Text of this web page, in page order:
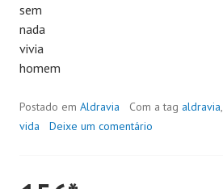
sem
nada
vivia
homem
Postado em Aldravia Com a tag aldravia,
vida
Deixe um comentário